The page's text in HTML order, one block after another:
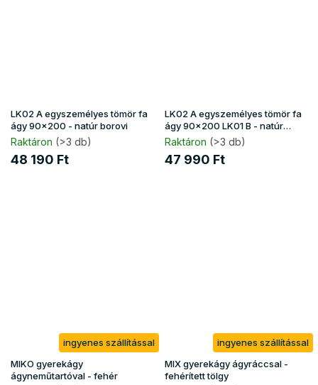
LK02 A egyszemélyes tömör fa
ágy 90x200 - natúr borovi
Raktáron (>3 db)
48 190 Ft
LK02 A egyszemélyes tömör fa
ágy 90x200 LK01 B - natúr
borovi
Raktáron (>3 db)
47 990 Ft
ingyenes szállítással
MIKO gyerekágy
ágyneműtartóval - fehér
ingyenes szállítással
MIX gyerekágy ágyráccsal -
fehérített tölgy